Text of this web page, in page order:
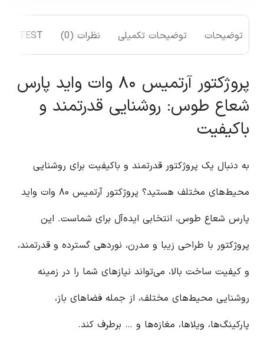
توضیحات توضیحات تکمیلی نظرات (0) TEST
پروژکتور آرتمیس ۸۰ وات واید پارس
شعاع طوس: روشنایی قدرتمند و
باکیفیت
به دنبال یک پروژکتور قدرتمند و باکیفیت برای روشنایی
محیط‌های مختلف هستید؟ پروژکتور آرتمیس ۸۰ وات واید
پارس شعاع طوس، انتخابی ایده‌آل برای شماست. این
پروژکتور با طراحی زیبا و مدرن، نوردهی گسترده و قدرتمند،
و کیفیت ساخت بالا، می‌تواند نیازهای شما را در زمینه
روشنایی محیط‌های مختلف، از جمله فضاهای باز،
پارکینگ‌ها، ویلاها، مغازه‌ها و … برطرف کند.